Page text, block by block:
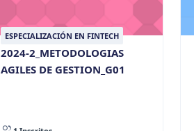
ESPECIALIZACIÓN EN FINTECH
2024-2_METODOLOGIAS
AGILES DE GESTION_G01